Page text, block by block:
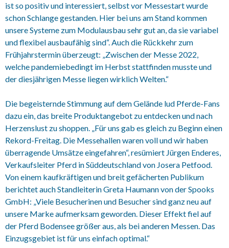
ist so positiv und interessiert, selbst vor Messestart wurde
schon Schlange gestanden. Hier bei uns am Stand kommen
unsere Systeme zum Modulausbau sehr gut an, da sie variabel
und flexibel ausbaufähig sind“. Auch die Rückkehr zum
Frühjahrstermin überzeugt: „Zwischen der Messe 2022,
welche pandemiebedingt im Herbst stattfinden musste und
der diesjährigen Messe liegen wirklich Welten.“
Die begeisternde Stimmung auf dem Gelände lud Pferde-Fans
dazu ein, das breite Produktangebot zu entdecken und nach
Herzenslust zu shoppen. „Für uns gab es gleich zu Beginn einen
Rekord-Freitag. Die Messehallen waren voll und wir haben
überragende Umsätze eingefahren“, resümiert Jürgen Enderes,
Verkaufsleiter Pferd in Süddeutschland von Josera Petfood.
Von einem kaufkräftigen und breit gefächerten Publikum
berichtet auch Standleiterin Greta Haumann von der Spooks
GmbH: „Viele Besucherinen und Besucher sind ganz neu auf
unsere Marke aufmerksam geworden. Dieser Effekt fiel auf
der Pferd Bodensee größer aus, als bei anderen Messen. Das
Einzugsgebiet ist für uns einfach optimal.“